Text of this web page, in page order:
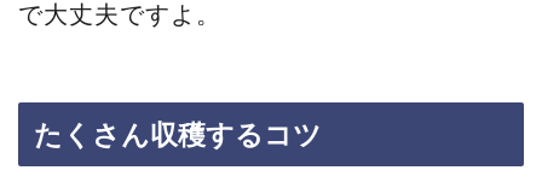
で大丈夫ですよ。
たくさん収穫するコツ